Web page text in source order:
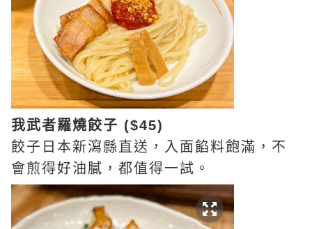
我武者羅燒餃子 ($45)
餃子日本新瀉縣直送，入面餡料飽滿，不
會煎得好油膩，都值得一試。